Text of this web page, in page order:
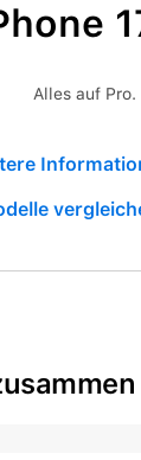
Alles auf Pro.